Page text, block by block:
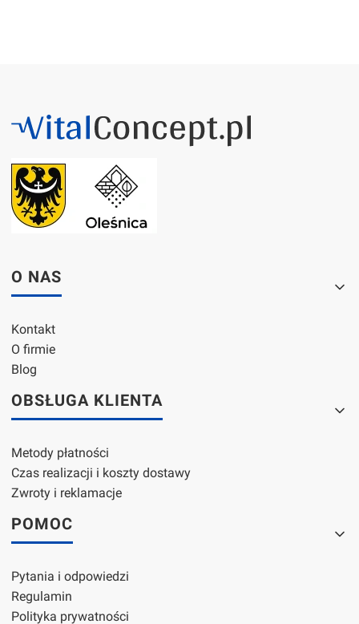
Linki w stopce
O NAS
Kontakt
O firmie
Blog
OBSŁUGA KLIENTA
Metody płatności
Czas realizacji i koszty dostawy
Zwroty i reklamacje
POMOC
Pytania i odpowiedzi
Regulamin
Polityka prywatności